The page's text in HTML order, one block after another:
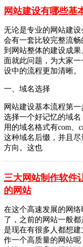
网站建设有哪些基
无论是专业的网站建
会有一套比较完整流
到网站整体的建设成
面就此问题，为大家
设中的流程更加清晰。
一、域名选择
网站建设基本流程第
选择一个好记忆的域
用的域名格式有com、
这种域名后缀，并且
方向。这也
三大网站制作软件
的网站
在这个高速发展的网
了，之前的网站一般
是现在有很多人都想
作一个高质量的网站